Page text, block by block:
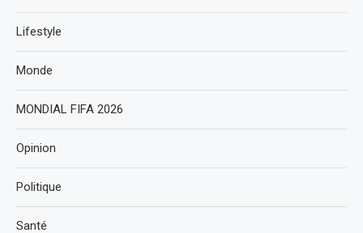
Lifestyle
Monde
MONDIAL FIFA 2026
Opinion
Politique
Santé